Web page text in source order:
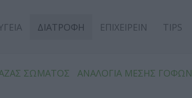
ΔΙΑΤΡΟΦΗ ΕΠΙΧΕΙΡΕΙΝ TIPS
ΣΩΜΑΤΟΣ
ΑΝΑΛΟΓΙΑ ΜΕΣΗΣ ΓΟΦΩΝ